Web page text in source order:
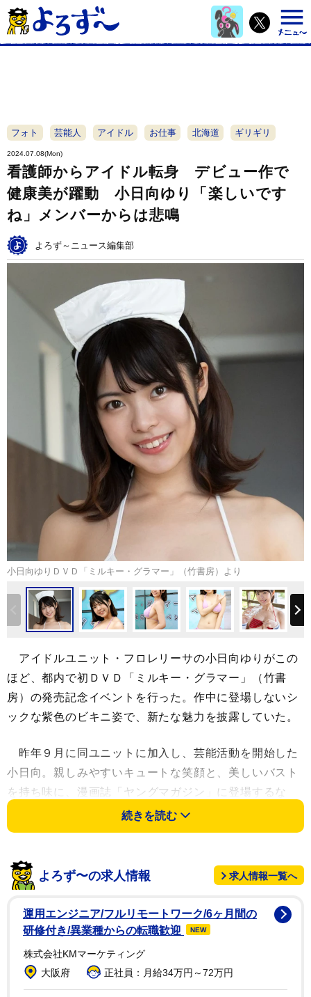
フォト 芸能人 アイドル お仕事 北海道 ギリギリ
2024.07.08(Mon)
看護師からアイドル転身 デビュー作で
健康美が躍動 小日向ゆり「楽しいです
ね」メンバーからは悲鳴
よろず～ニュース編集部
小日向ゆりＤＶＤ「ミルキー・グラマー」（竹書房）より
アイドルユニット・フロレリーサの小日向ゆりがこの
ほど、都内で初ＤＶＤ「ミルキー・グラマー」（竹書
房）の発売記念イベントを行った。作中に登場しないシ
ックな紫色のビキニ姿で、新たな魅力を披露していた。
昨年９月に同ユニットに加入し、芸能活動を開始した
小日向。親しみやすいキュートな笑顔と、美しいバスト
を持ち味に、漫画誌「ヤングマガジン」に登場するな
ど、グラビアアイドルとしても注目度が上昇中のホープ
だ。「演技がへたくそだと思いながらも、初めてのＤＶ
返った。今年３月中旬に沖縄で撮影。「学生カップルが
遠距離恋愛になり、私がテニスサークルに入って遊んじ
ゃう、みたいな内容です」と紹介した。
「メンバーのみんなにも『ひえ～、エロい～』と言われ
続きを読む
よろず〜の求人情報 求人情報一覧へ
運用エンジニア/フルリモートワーク/6ヶ月間の
研修付き/異業種からの転職歓迎
NEW
株式会社KMマーケティング
大阪府
正社員：月給34万円～72万円